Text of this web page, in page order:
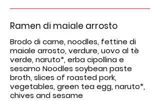
Ramen di maiale arrosto
Brodo di carne, noodles, fettine di
maiale arrosto, verdure, uovo al tè
verde, naruto*, erba cipollina e
sesamo Noodles soybean paste
broth, slices of roasted pork,
vegetables, green tea egg, naruto*,
chives and sesame